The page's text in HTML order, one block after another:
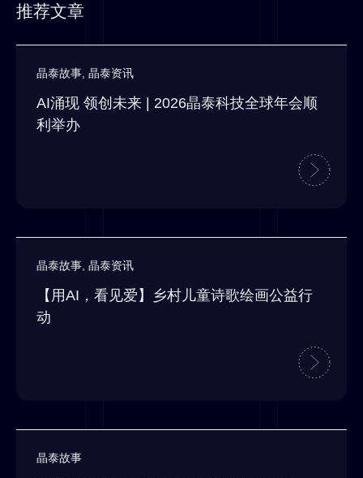
推荐文章
晶泰故事 晶泰资讯
AI涌现 领创未来 | 2026晶泰科技全球年会顺
利举办
晶泰故事 晶泰资讯
【用AI，看见爱】乡村儿童诗歌绘画公益行
动
晶泰故事